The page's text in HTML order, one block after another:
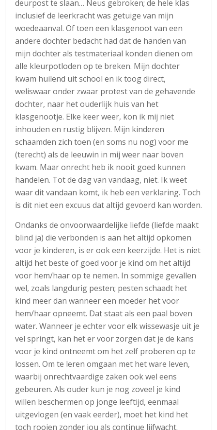
deurpost te slaan… Neus gebroken; de hele klas
inclusief de leerkracht was getuige van mijn
woedeaanval. Of toen een klasgenoot van een
andere dochter bedacht had dat de handen van
mijn dochter als testmateriaal konden dienen om
alle kleurpotloden op te breken. Mijn dochter
kwam huilend uit school en ik toog direct,
weliswaar onder zwaar protest van de gehavende
dochter, naar het ouderlijk huis van het
klasgenootje. Elke keer weer, kon ik mij niet
inhouden en rustig blijven. Mijn kinderen
schaamden zich toen (en soms nu nog) voor me
(terecht) als de leeuwin in mij weer naar boven
kwam. Maar onrecht heb ik nooit goed kunnen
handelen. Tot de dag van vandaag, niet. Ik weet
waar dit vandaan komt, ik heb een verklaring. Toch
is dit niet een excuus dat altijd gevoerd kan worden.
Ondanks de onvoorwaardelijke liefde (liefde maakt
blind ja) die verbonden is aan het altijd opkomen
voor je kinderen, is er ook een keerzijde. Het is niet
altijd het beste of goed voor je kind om het altijd
voor hem/haar op te nemen. In sommige gevallen
wel, zoals langdurig pesten; pesten schaadt het
kind meer dan wanneer een moeder het voor
hem/haar opneemt. Dat staat als een paal boven
water. Wanneer je echter voor elk wissewasje uit je
vel springt, kan het er voor zorgen dat je de kans
voor je kind ontneemt om het zelf proberen op te
lossen. Om te leren omgaan met het ware leven,
waarbij onrechtvaardige zaken ook wel eens
gebeuren. Als ouder kun je nog zoveel je kind
willen beschermen op jonge leeftijd, eenmaal
uitgevlogen (en vaak eerder), moet het kind het
toch rooien zonder jou als continue lijfwacht.